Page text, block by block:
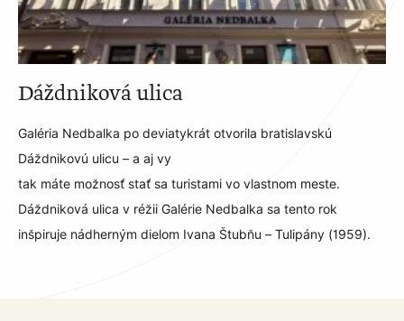
Dáždniková ulica
Galéria Nedbalka po deviatykrát otvorila bratislavskú
Dáždnikovú ulicu – a aj vy
tak máte možnosť stať sa turistami vo vlastnom meste.
Dáždniková ulica v réžii Galérie Nedbalka sa tento rok
inšpiruje nádherným dielom Ivana Štubňu – Tulipány (1959).